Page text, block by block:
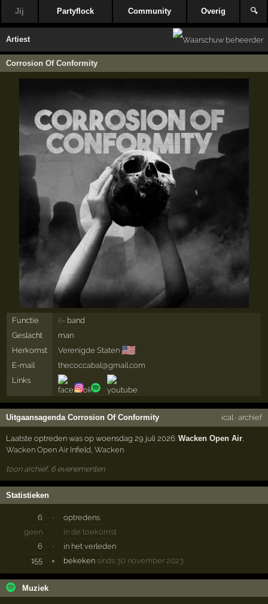
Jij Partyflock Community Overig 🔍
Artiest
Corrosion Of Conformity
Functie 6× band
Geslacht
man
Herkomst
Verenigde Staten 🇺🇸
E-mail
thecoccabal@gmail.com
Links
Uitgaansagenda Corrosion Of Conformity ical· archief
Laatste optreden was op woensdag 29 juli 2026:Wacken Open Air
Wacken Open Air Infield ,Wacken
toon archief, 6 evenementen
Statistieken
6 ·
optredens
geen
·
in de toekomst
6
·
in het verleden
155
× bekeken sinds 30 november 2023
Muziek